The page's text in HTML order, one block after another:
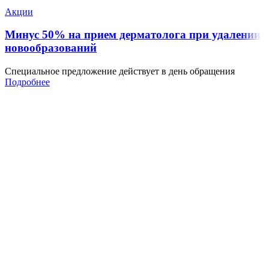
Акции
Минус 50% на прием дерматолога при удалении
новообразований
Специальное предложение действует в день обращения
Подробнее